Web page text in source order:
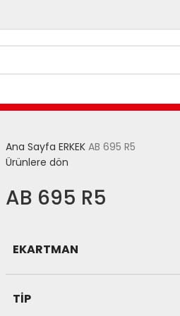
Ana Sayfa ERKEK AB 695 R5
Ürünlere dön
AB 695 R5
EKARTMAN
TIP